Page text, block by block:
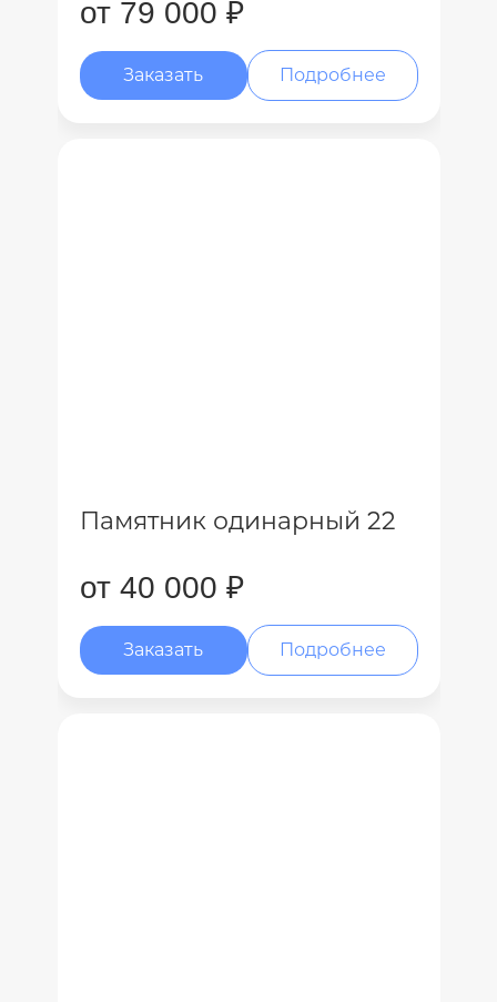
от 79 000 ₽
Заказать Подробнее
Памятник одинарный 22
от 40 000 ₽
Заказать Подробнее